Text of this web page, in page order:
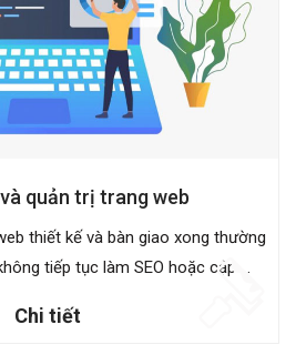
quản trị trang web
thiết kế và bàn giao xong thường
tiếp tục làm SEO hoặc cập ...
Chi tiết